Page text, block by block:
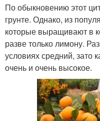
По обыкновению этот
грунте. Однако, из
которые выращивают в
разве только лимону.
условиях средний, зато
очень и очень высокое.